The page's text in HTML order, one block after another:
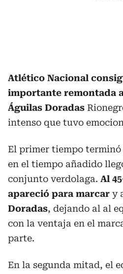
Atlético Nacional
importante remontada
Águilas Doradas
intenso que tuvo
El primer tiempo terminó
en el tiempo añadido
conjunto verdolaga. Al
apareció para marcar y
Doradas, dejando al al
con la ventaja en el
parte.
En la segunda mitad, el